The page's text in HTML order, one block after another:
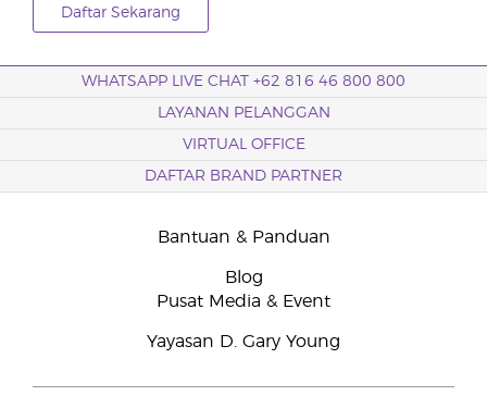
Daftar Sekarang
WHATSAPP LIVE CHAT +62 816 46 800 800
LAYANAN PELANGGAN
VIRTUAL OFFICE
DAFTAR BRAND PARTNER
Bantuan & Panduan
Blog
Pusat Media & Event
Yayasan D. Gary Young